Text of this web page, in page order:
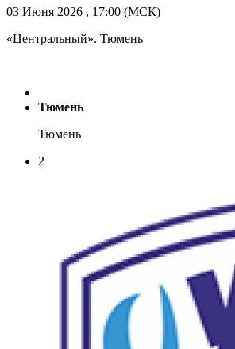
03 Июня 2026 , 17:00 (МСК)
«Центральный». Тюмень
Тюмень
Тюмень
2